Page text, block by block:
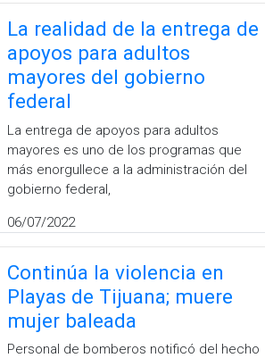
La realidad de la entrega de
apoyos para adultos
mayores del gobierno
federal
La entrega de apoyos para adultos
mayores es uno de los programas que
más enorgullece a la administración del
gobierno federal,
06/07/2022
Continúa la violencia en
Playas de Tijuana; muere
mujer baleada
Personal de bomberos notificó del hecho